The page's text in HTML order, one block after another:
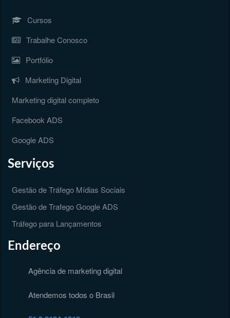
Cursos
Trabalhe Conosco
Portfólio
Marketing Digital
Marketing digital completo
Facebook ADS
Google ADS
Serviços
Gestão de Tráfego Mídias Sociais
Gestão de Trafego Google ADS
Tráfego para Lançamentos
Endereço
Agência de marketing digital
Atendemos todos o Brasil